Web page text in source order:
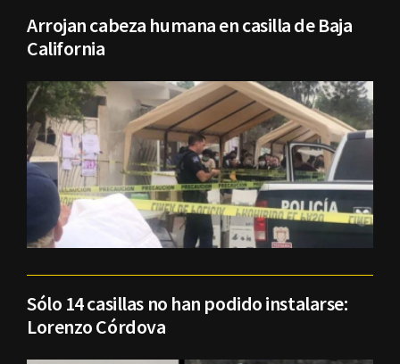
Arrojan cabeza humana en casilla de Baja
California
Sólo 14 casillas no han podido instalarse:
Lorenzo Córdova